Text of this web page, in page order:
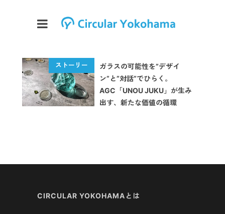
ガラスの可能性を”デザイ
ン”と”対話”でひらく。
AGC「UNOU JUKU」が生み
出す、新たな価値の循環
CIRCULAR YOKOHAMAとは